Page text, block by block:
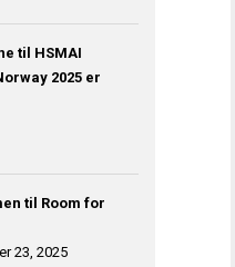
til HSMAI
2025 er
til Room for
23, 2025